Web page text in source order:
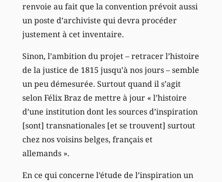
renvoie au fait que la convention prévoit aussi
un poste d’archiviste qui devra procéder
justement à cet inventaire.
Sinon, l’ambition du projet – retracer l’histoire
de la justice de 1815 jusqu’à nos jours – semble
un peu démesurée. Surtout quand il s’agit
selon Félix Braz de mettre à jour « l’histoire
d’une institution dont les sources d’inspiration
[sont] transnationales [et se trouvent] surtout
chez nos voisins belges, français et
allemands ».
En ce qui concerne l’étude de l’inspiration un